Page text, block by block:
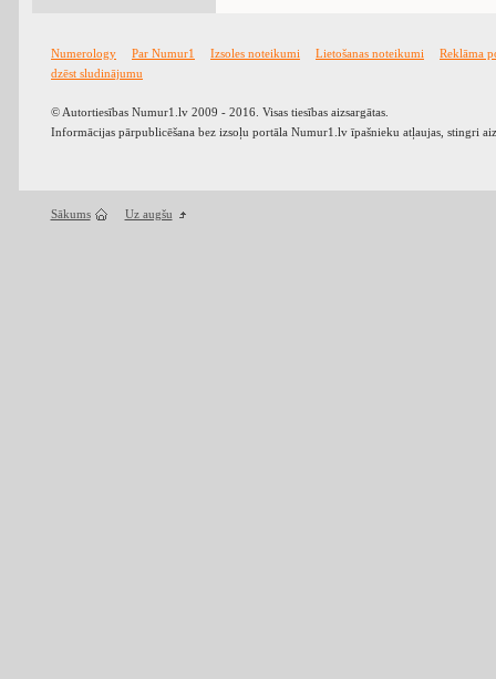
Numerology Par Numur1 Izsoles noteikumi Lietošanas noteikumi
Reklāma
dzēst sludinājumu
© Autortiesības Numur1.lv 2009 - 2016. Visas tiesības aizsargātas.
Informācijas pārpublicēšana bez izsoļu portāla Numur1.lv īpašnieku atļaujas, stingri
Sākums Uz augšu